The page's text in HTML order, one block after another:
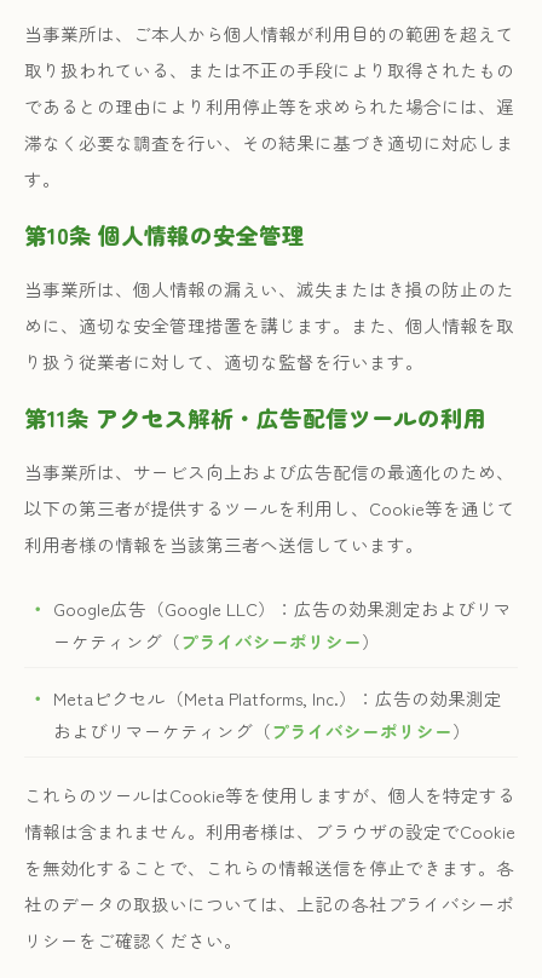
当事業所は、ご本人から個人情報が利用目的の範囲を超えて
取り扱われている、または不正の手段により取得されたもの
であるとの理由により利用停止等を求められた場合には、遅
滞なく必要な調査を行い、その結果に基づき適切に対応しま
す。
第10条 個人情報の安全管理
当事業所は、個人情報の漏えい、滅失またはき損の防止のた
めに、適切な安全管理措置を講じます。また、個人情報を取
り扱う従業者に対して、適切な監督を行います。
第11条 アクセス解析・広告配信ツールの利用
当事業所は、サービス向上および広告配信の最適化のため、
以下の第三者が提供するツールを利用し、Cookie等を通じて
利用者様の情報を当該第三者へ送信しています。
Google広告（Google LLC）：広告の効果測定およびリマ
ーケティング（プライバシーポリシー）
Metaピクセル（Meta Platforms, Inc.）：広告の効果測定
およびリマーケティング（プライバシーポリシー）
これらのツールはCookie等を使用しますが、個人を特定する
情報は含まれません。利用者様は、ブラウザの設定でCookie
を無効化することで、これらの情報送信を停止できます。各
社のデータの取扱いについては、上記の各社プライバシーポ
リシーをご確認ください。